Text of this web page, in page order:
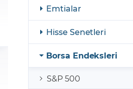
GCM Borsa Trader Eğitim Videoları
Emtialar
Hisse Senetleri
Borsa Endeksleri
S&P 500